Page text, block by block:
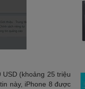
(khoảng 25 triệu
này, iPhone 8 được